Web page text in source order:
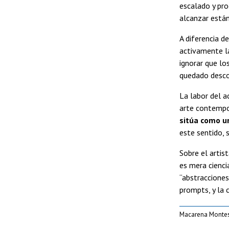
escalado y
alcanzar
A diferencia
activamente
ignorar que
quedado
La labor del
arte
sitúa como
este sentido,
Sobre el
es mera
prompts, y la
Macarena